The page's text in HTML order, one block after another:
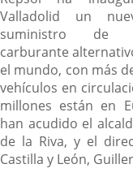
Valladolid un
suministro de
carburante
el mundo, con más
vehículos en
millones están en
han acudido el
de la Riva, y el
Castilla y León,